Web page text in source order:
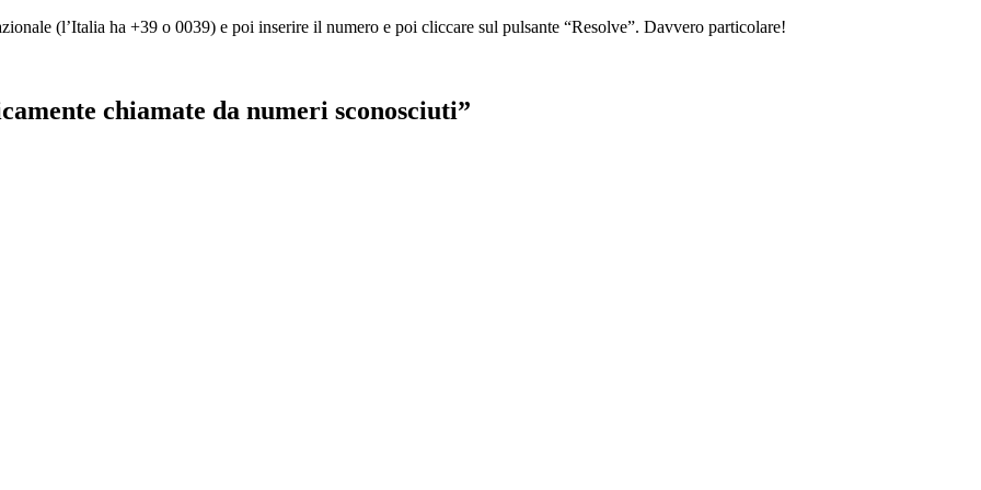
(l’Italia ha +39 o 0039) e poi inserire il numero e poi cliccare sul pulsante “Resolve”. Davvero particolare!
chiamate da numeri sconosciuti”